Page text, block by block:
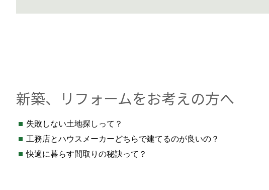
新築、リフォームをお考えの方へ
失敗しない土地探しって？
工務店とハウスメーカーどちらで建てるのが良いの？
快適に暮らす間取りの秘訣って？